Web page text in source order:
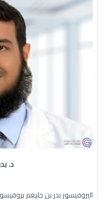
د.
البروفيسور بدر بن جليغم